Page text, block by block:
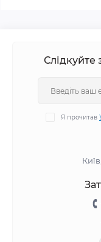
Слідкуйте
Я прочитав